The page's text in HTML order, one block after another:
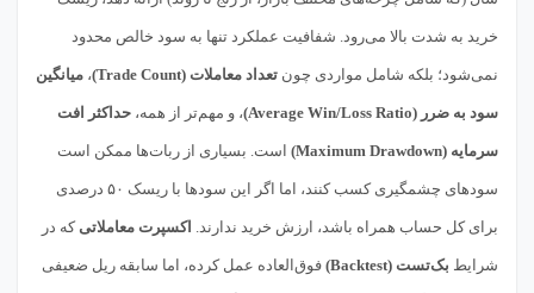
خرید به شدت بالا می‌رود. شفافیت عملکرد تنها به سود خالص محدود
نمی‌شود؛ بلکه شامل مواردی چون تعداد معاملات (Trade Count) ، میانگین
سود به ضرر (Average Win/Loss Ratio) ، و مهم‌تر از همه، حداکثر افت
سرمایه (Maximum Drawdown) است. بسیاری از ربات‌ها ممکن است
سودهای چشمگیری کسب کنند، اما اگر این سودها با ریسک ۵۰ درصدی
برای کل حساب همراه باشد، ارزش خرید ندارند. اکسپرت معاملاتی که در
شرایط بک‌تست (Backtest) فوق‌العاده عمل کرده، اما سابقه ریل ضعیفی